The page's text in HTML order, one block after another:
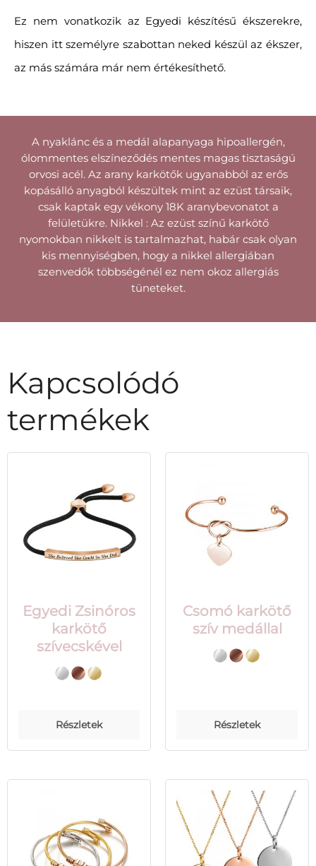
Ez nem vonatkozik az Egyedi készítésű ékszerekre,
hiszen itt személyre szabottan neked készül az ékszer,
az más számára már nem értékesíthető.
A nyaklánc és a medál alapanyaga hipoallergén,
ólommentes elszíneződés mentes magas tisztaságú
orvosi acél. Az arany karkötők ugyanabból az erős
kopásálló anyagból készültek mint az ezüst társaik,
csak kaptak egy vékony 18K aranybevonatot a
felületükre. Nikkel : Az ezüst színű karkötő
nyomokban nikkelt is tartalmazhat, habár csak olyan
kis mennyiségben, hogy a nikkel allergiában
szenvedők többségénél ez nem okoz allergiás
tüneteket.
Kapcsolódó
termékek
Egyedi Zsinóros
karkötő
szívecskével
Részletek
Csomó karkötő
szív medállal
Részletek